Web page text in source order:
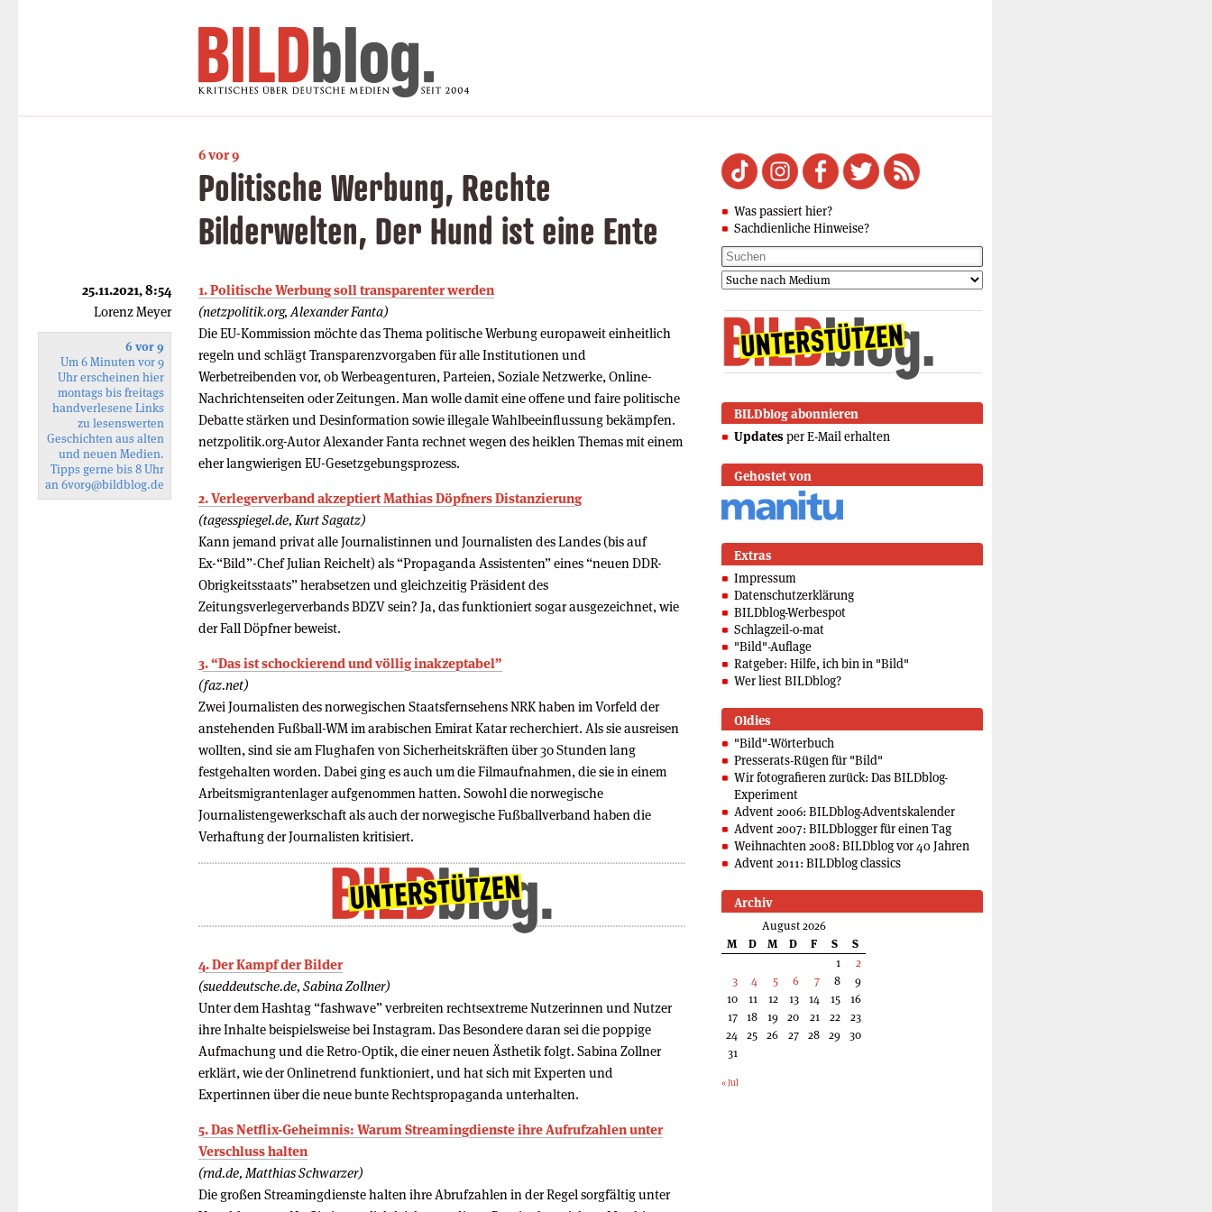
6 vor 9
Politische Werbung, Rechte
Bilderwelten, Der Hund ist eine Ente
1. Politische Werbung soll transparenter werden
(netzpolitik.org, Alexander Fanta)
Die EU-Kommission möchte das Thema politische Werbung europaweit einheitlich
regeln und schlägt Transparenzvorgaben für alle Institutionen und
Werbetreibenden vor, ob Werbeagenturen, Parteien, Soziale Netzwerke, Online-
Nachrichtenseiten oder Zeitungen. Man wolle damit eine offene und faire politische
Debatte stärken und Desinformation sowie illegale Wahlbeeinflussung bekämpfen.
netzpolitik.org-Autor Alexander Fanta rechnet wegen des heiklen Themas mit einem
eher langwierigen EU-Gesetzgebungsprozess.
2. Verlegerverband akzeptiert Mathias Döpfners Distanzierung
(tagesspiegel.de, Kurt Sagatz)
Kann jemand privat alle Journalistinnen und Journalisten des Landes (bis auf
Ex-“Bild”-Chef Julian Reichelt) als “Propaganda Assistenten” eines “neuen DDR-
Obrigkeitsstaats” herabsetzen und gleichzeitig Präsident des
Zeitungsverlegerverbands BDZV sein? Ja, das funktioniert sogar ausgezeichnet, wie
der Fall Döpfner beweist.
3. “Das ist schockierend und völlig inakzeptabel”
(faz.net)
Zwei Journalisten des norwegischen Staatsfernsehens NRK haben im Vorfeld der
anstehenden Fußball-WM im arabischen Emirat Katar recherchiert. Als sie ausreisen
wollten, sind sie am Flughafen von Sicherheitskräften über 30 Stunden lang
festgehalten worden. Dabei ging es auch um die Filmaufnahmen, die sie in einem
Arbeitsmigrantenlager aufgenommen hatten. Sowohl die norwegische
Journalistengewerkschaft als auch der norwegische Fußballverband haben die
Verhaftung der Journalisten kritisiert.
4. Der Kampf der Bilder
(sueddeutsche.de, Sabina Zollner)
Unter dem Hashtag “fashwave” verbreiten rechtsextreme Nutzerinnen und Nutzer
ihre Inhalte beispielsweise bei Instagram. Das Besondere daran sei die poppige
Aufmachung und die Retro-Optik, die einer neuen Ästhetik folgt. Sabina Zollner
erklärt, wie der Onlinetrend funktioniert, und hat sich mit Experten und
Expertinnen über die neue bunte Rechtspropaganda unterhalten.
5. Das Netflix-Geheimnis: Warum Streaming­dienste ihre Aufrufzahlen unter
Verschluss halten
(rnd.de, Matthias Schwarzer)
Die großen Streamingdienste halten ihre Abrufzahlen in der Regel sorgfältig unter
25.11.2021, 8:54
Lorenz Meyer
6 vor 9
Um 6 Minuten vor 9
Uhr erscheinen hier
montags bis freitags
handverlesene Links
zu lesenswerten
Geschichten aus alten
und neuen Medien.
Tipps gerne bis 8 Uhr
an6vor9@bildblog.de
Was passiert hier?
Sachdienliche Hinweise?
BILDblog abonnieren
Updates per E-Mail erhalten
Gehostet von
Extras
Impressum
Datenschutzerklärung
BILDblog-Werbespot
Schlagzeil-o-mat
"Bild"-Auflage
Ratgeber: Hilfe, ich bin in "Bild"
Wer liest BILDblog?
Oldies
"Bild"-Wörterbuch
Presserats-Rügen für "Bild"
Wir fotografieren zurück: Das BILDblog-
Experiment
Advent 2006: BILDblog-Adventskalender
Advent 2007: BILDblogger für einen Tag
Weihnachten 2008: BILDblog vor 40 Jahren
Advent 2011: BILDblog classics
Archiv
August 2026
M
D M D F S
S
1
2
3
4 5 6 7 8
9
10
11 12 13 14 15
16
17 18 19 20 21 22
23
24 25 26 27 28 29 30
31
« Jul